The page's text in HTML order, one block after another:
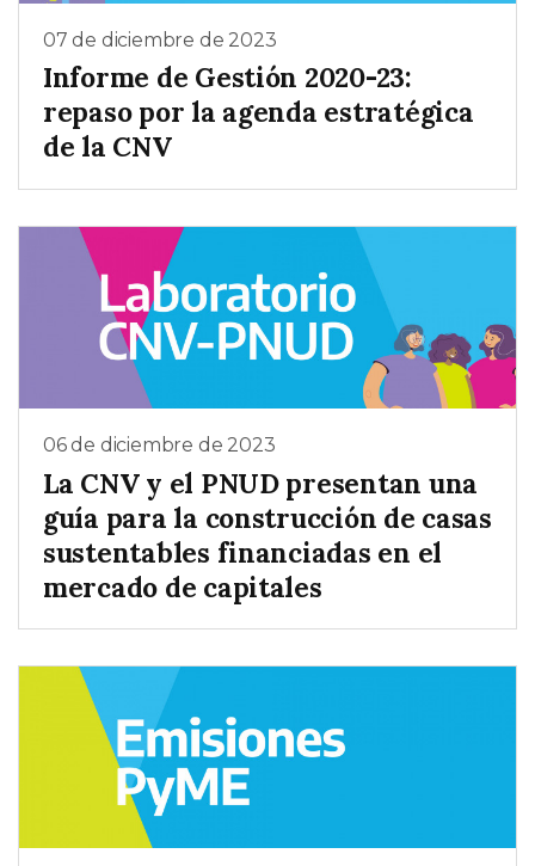
07 de diciembre de 2023
Informe de Gestión 2020-23:
repaso por la agenda estratégica
de la CNV
06 de diciembre de 2023
La CNV y el PNUD presentan una
guía para la construcción de casas
sustentables financiadas en el
mercado de capitales